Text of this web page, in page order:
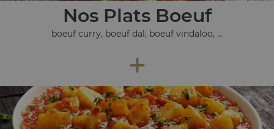
Nos Plats Boeuf
boeuf curry, boeuf dal, boeuf vindaloo, ...
+